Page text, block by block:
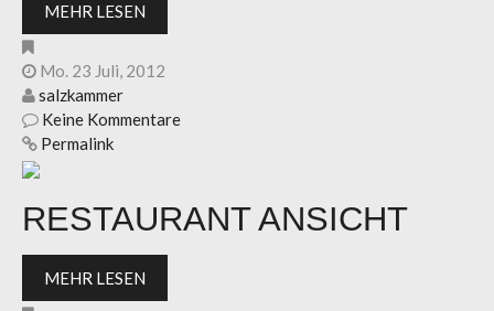
MEHR LESEN
Mo. 23 Juli, 2012
salzkammer
Keine Kommentare
Permalink
RESTAURANT ANSICHT
MEHR LESEN